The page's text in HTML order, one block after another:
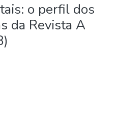
o perfil dos
da Revista A